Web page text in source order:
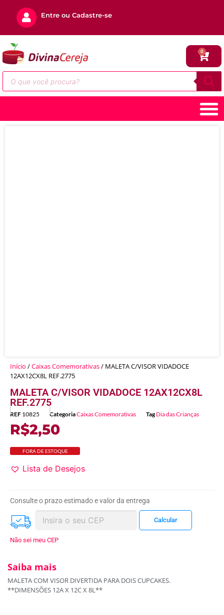
Entre ou Cadastre-se
0
Início /Caixas Comemorativas/ MALETA C/VISOR VIDADOCE
12AX12CX8L REF.2775
MALETA C/VISOR VIDADOCE 12AX12CX8L
REF.2775
REF 10825 CategoriaCaixas Comemorativas Tag Dia das Crianças
R$2,50
FORA DE ESTOQUE
Lista de Desejos
Consulte o prazo estimado e valor da entrega
Não sei meu CEP
Saiba mais
MALETA COM VISOR DIVERTIDA PARA DOIS CUPCAKES.
**DIMENSÕES 12A X 12C X 8L**